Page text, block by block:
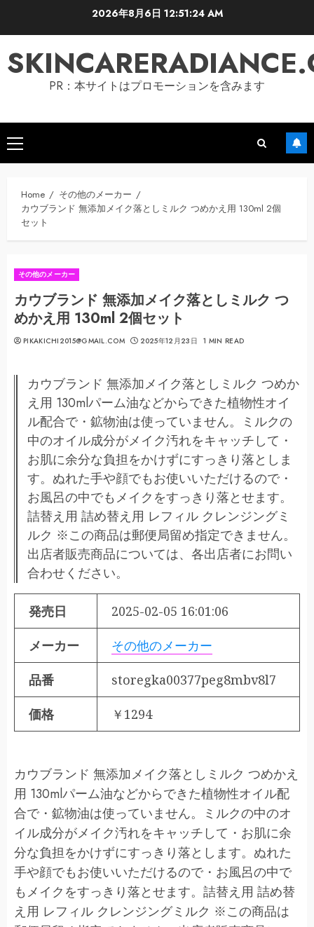
2026年8月6日 12:51:25 AM
PR：本サイトはプロモーションを含みます
Primary
Menu
Home
その他のメーカー
カウブランド 無添加メイク落としミルク つめかえ用 130ml 2個
セット
その他のメーカー
カウブランド 無添加メイク落としミルク つ
めかえ用 130ml 2個セット
PIKAKICHI2015@GMAIL.COM 2025年12月23日 1 MIN READ
カウブランド 無添加メイク落としミルク つめか
え用 130mlパーム油などからできた植物性オイ
ル配合で・鉱物油は使っていません。ミルクの
中のオイル成分がメイク汚れをキャッチして・
お肌に余分な負担をかけずにすっきり落としま
す。ぬれた手や顔でもお使いいただけるので・
お風呂の中でもメイクをすっきり落とせます。
詰替え用 詰め替え用 レフィル クレンジングミ
ルク ※この商品は郵便局留め指定できません。
出店者販売商品については、各出店者にお問い
合わせください。
発売日 2025-02-05 16:01:06
メーカー その他のメーカー
品番 storegka00377peg8mbv8l7
価格 ￥1294
カウブランド 無添加メイク落としミルク つめかえ
用 130mlパーム油などからできた植物性オイル配
合で・鉱物油は使っていません。ミルクの中のオ
イル成分がメイク汚れをキャッチして・お肌に余
分な負担をかけずにすっきり落とします。ぬれた
手や顔でもお使いいただけるので・お風呂の中で
もメイクをすっきり落とせます。詰替え用 詰め替
え用 レフィル クレンジングミルク ※この商品は